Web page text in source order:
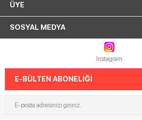
ÜYE
SOSYAL MEDYA
Instagram
E-BÜLTEN ABONELİĞİ